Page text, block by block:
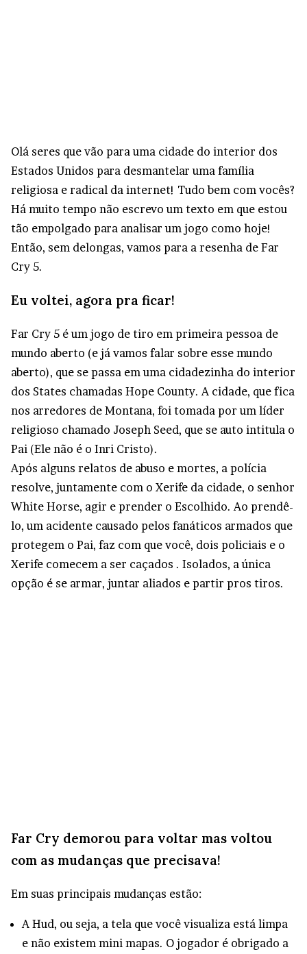
Olá seres que vão para uma cidade do interior dos
Estados Unidos para desmantelar uma família
religiosa e radical da internet! Tudo bem com vocês?
Há muito tempo não escrevo um texto em que estou
tão empolgado para analisar um jogo como hoje!
Então, sem delongas, vamos para a resenha de Far
Cry 5.
Eu voltei, agora pra ficar!
Far Cry 5 é um jogo de tiro em primeira pessoa de
mundo aberto (e já vamos falar sobre esse mundo
aberto), que se passa em uma cidadezinha do interior
dos States chamadas Hope County. A cidade, que fica
nos arredores de Montana, foi tomada por um líder
religioso chamado Joseph Seed, que se auto intitula o
Pai (Ele não é o Inri Cristo).
Após alguns relatos de abuso e mortes, a polícia
resolve, juntamente com o Xerife da cidade, o senhor
White Horse, agir e prender o Escolhido. Ao prendê-
lo, um acidente causado pelos fanáticos armados que
protegem o Pai, faz com que você, dois policiais e o
Xerife comecem a ser caçados . Isolados, a única
opção é se armar, juntar aliados e partir pros tiros.
Far Cry demorou para voltar mas voltou
com as mudanças que precisava!
Em suas principais mudanças estão:
A Hud, ou seja, a tela que você visualiza está limpa
e não existem mini mapas. O jogador é obrigado a